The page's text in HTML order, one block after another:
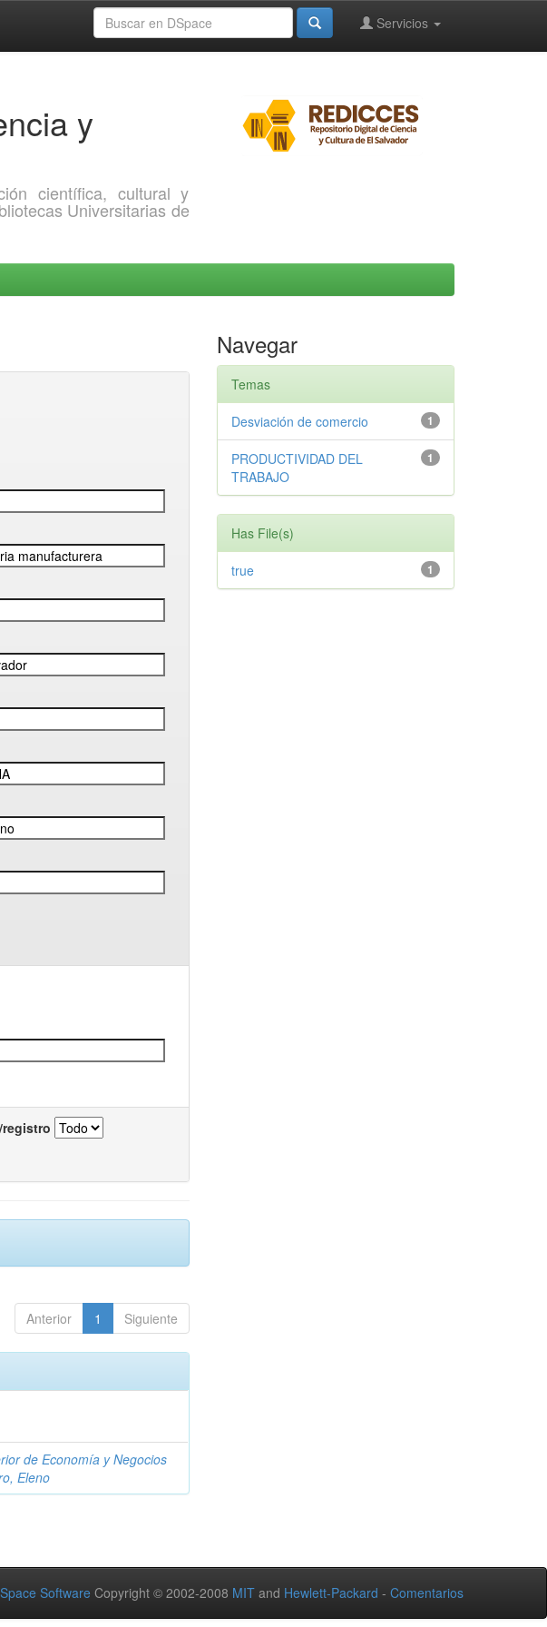
Servicios
y
científica, cultural y
Universitarias de
Anterior 1 Siguiente
de Economía y Negocios
Eleno
Navegar
Temas
1
Desviación de comercio
1
PRODUCTIVIDAD DEL
TRABAJO
Has File(s)
1
true
Software Copyright © 2002-2008 MIT and Hewlett-Packard - Comentarios